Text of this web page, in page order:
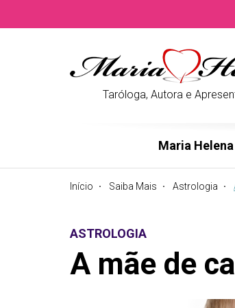
Taróloga, Autora e
Maria Helena
Início Saiba Mais Astrologia
ASTROLOGIA
A mãe de